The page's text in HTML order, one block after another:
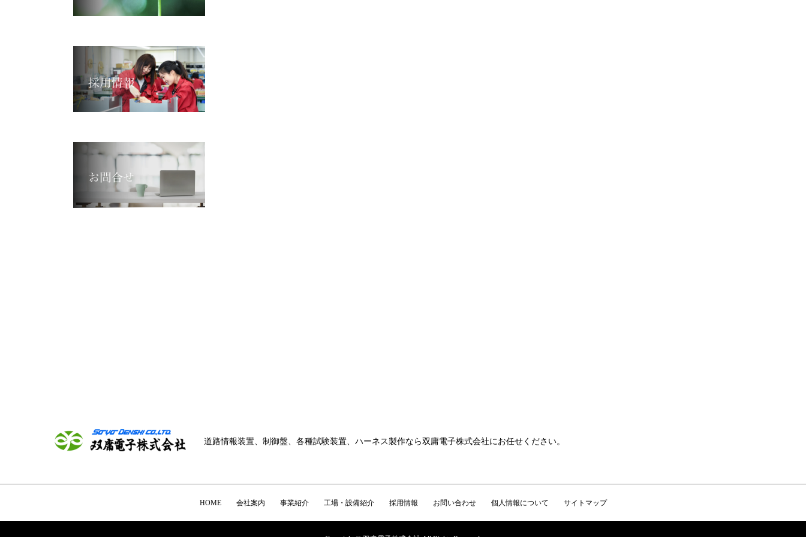
道路情報装置、制御盤、各種試験装置、ハーネス製作なら双庸電子株式会社にお任せください。
HOME 会社案内 事業紹介 工場・設備紹介 採用情報 お問い合わせ 個人情報について サイトマップ